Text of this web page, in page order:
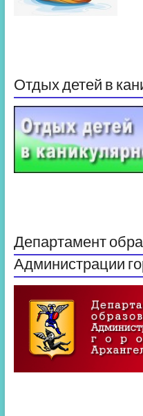
Отдых детей в
Департамент
Администрации